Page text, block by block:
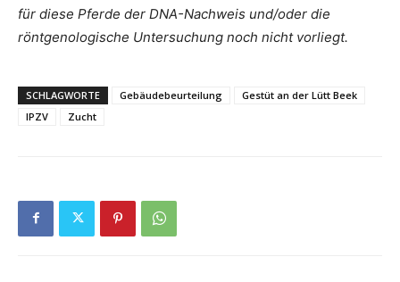
für diese Pferde der DNA-Nachweis und/oder die
röntgenologische Untersuchung noch nicht vorliegt.
SCHLAGWORTE Gebäudebeurteilung
Gestüt an der Lütt Beek
IPZV
Zucht